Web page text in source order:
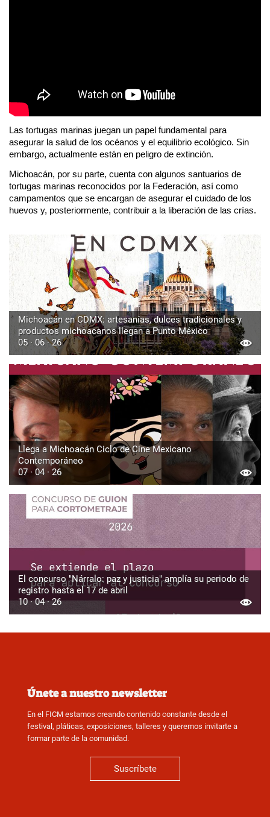
Las tortugas marinas juegan un papel fundamental para
asegurar la salud de los océanos y el equilibrio ecológico. Sin
embargo, actualmente están en peligro de extinción.
Michoacán, por su parte, cuenta con algunos santuarios de
tortugas marinas reconocidos por la Federación, así como
campamentos que se encargan de asegurar el cuidado de los
huevos y, posteriormente, contribuir a la liberación de las crías.
Michoacán en CDMX: artesanías, dulces tradicionales y
productos michoacanos llegan a Punto México
05 · 06 · 26
Llega a Michoacán Ciclo de Cine Mexicano
Contemporáneo
07 · 04 · 26
El concurso "Nárralo: paz y justicia" amplía su periodo de
registro hasta el 17 de abril
10 · 04 · 26
Únete a nuestro newsletter
En el FICM estamos creando contenido constante desde el
festival, pláticas, exposiciones, talleres y queremos invitarte a
formar parte de la comunidad.
Suscríbete